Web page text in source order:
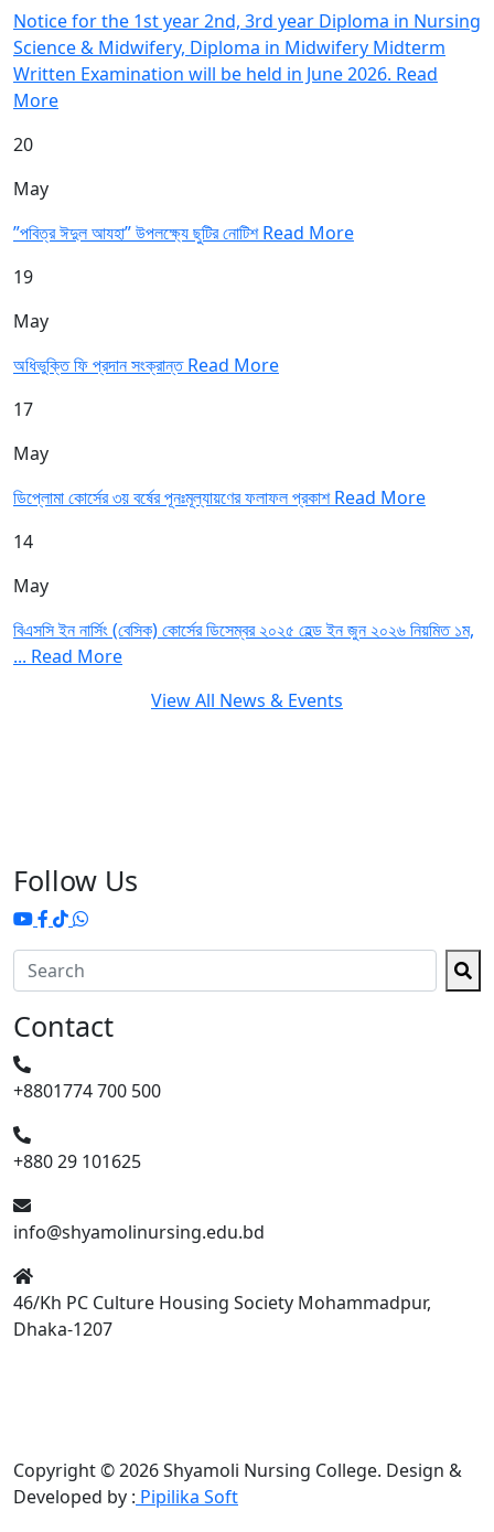
Notice for the 1st year 2nd, 3rd year Diploma in Nursing
Science & Midwifery, Diploma in Midwifery Midterm
Written Examination will be held in June 2026. Read
More
20
May
”পবিত্র ঈদুল আযহা” উপলক্ষ্যে ছুটির নোটিশRead More
19
May
অধিভুক্তি ফি প্রদান সংক্রান্তRead More
17
May
ডিপ্লোমা কোর্সের ৩য় বর্ষের পূনঃমূল্যায়ণের ফলাফল প্রকাশRead More
14
May
বিএসসি ইন নার্সিং (বেসিক) কোর্সের ডিসেম্বর ২০২৫ হেল্ড ইন জুন ২০২৬ নিয়মিত ১ম,
... Read More
View All News & Events
Follow Us
Contact
+8801774 700 500
+880 29 101625
info@shyamolinursing.edu.bd
46/Kh PC Culture Housing Society Mohammadpur,
Dhaka-1207
Copyright © 2026 Shyamoli Nursing College. Design &
Developed by : Pipilika Soft